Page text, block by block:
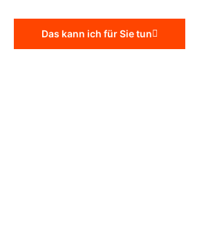
Das kann ich für Sie tun